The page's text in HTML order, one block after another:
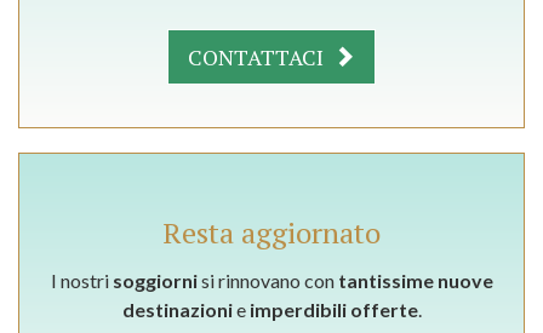
CONTATTACI
Resta aggiornato
I nostri soggiornisi rinnovano con tantissime nuove
destinazionie imperdibili offerte.